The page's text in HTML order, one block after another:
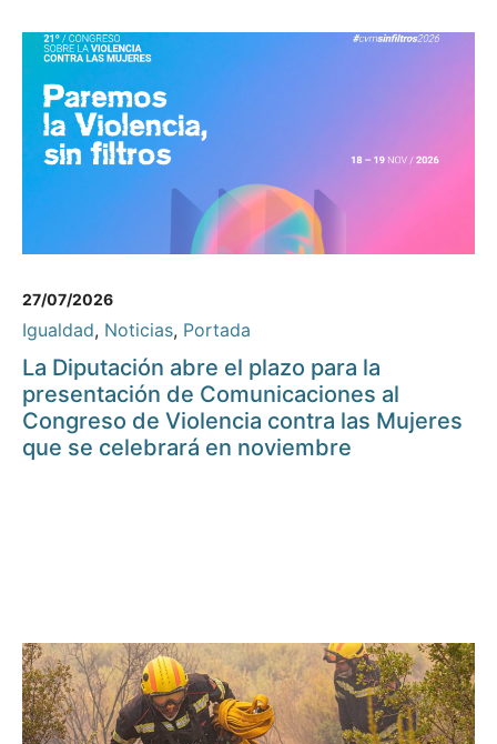
27/07/2026
Igualdad, Noticias, Portada
La Diputación abre el plazo para la
presentación de Comunicaciones al
Congreso de Violencia contra las Mujeres
que se celebrará en noviembre